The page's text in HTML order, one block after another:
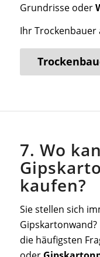
Grundrisse oder
Ihr Trockenbauer
7. Wo
kaufen?
Sie stellen sich
die häufigsten